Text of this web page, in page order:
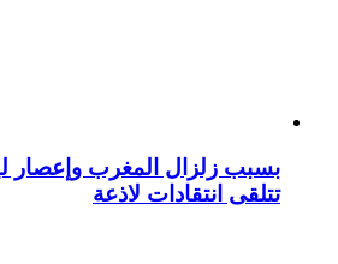
بسبب زلزال المغرب وإعصار
تتلقى انتقادات لاذعة